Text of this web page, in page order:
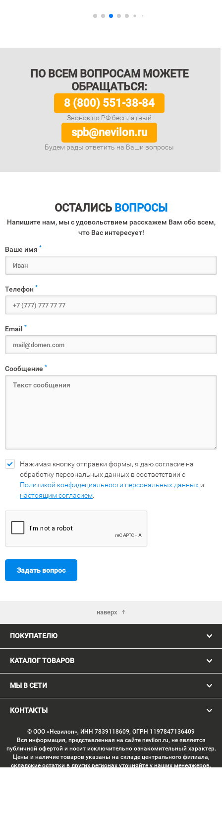
ПО ВСЕМ ВОПРОСАМ МОЖЕТЕ
ОБРАЩАТЬСЯ:
8 (800) 551-38-84
Звонок по РФ бесплатный
spb@nevilon.ru
Будем рады ответить на Ваши вопросы
ОСТАЛИСЬ ВОПРОСЫ
Напишите нам, мы с удовольствием расскажем Вам обо всем,
что Вас интересует!
Ваше имя *
Телефон *
Email *
Сообщение *
Нажимая кнопку отправки формы, я даю согласие на
обработку персональных данных в соответствии с
Политикой конфидециальности персональных данных и
настоящим согласием
Задать вопрос
наверх
ПОКУПАТЕЛЮ
КАТАЛОГ ТОВАРОВ
МЫ В СЕТИ
КОНТАКТЫ
© ООО «Невилон», ИНН 7839118609, ОГРН 1197847136409
Вся информация, представленная на сайте nevilon.ru, не является
публичной офертой и носит исключительно ознакомительный характер.
Цены и наличие товаров указаны на складе центрального филиала,
складские остатки в других регионах уточняйте у наших менеджеров.